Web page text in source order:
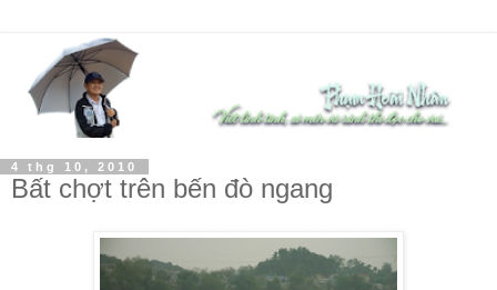
4 thg 10, 2010
Bất chợt trên bến đò ngang